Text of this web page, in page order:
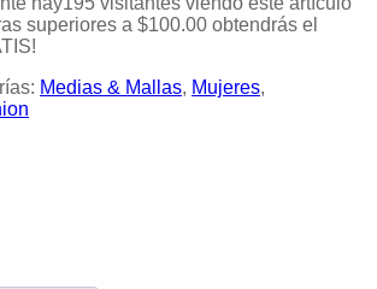
superiores a $100.00 obtendrás el
Medias & Mallas, Mujeres,